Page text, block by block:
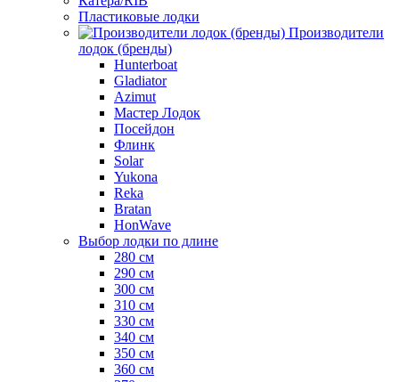
Пластиковые лодки
Производители
лодок (бренды)
Hunterboat
Gladiator
Azimut
Мастер Лодок
Посейдон
Флинк
Solar
Yukona
Reka
Bratan
HonWave
Выбор лодки по длине
280 см
290 см
300 см
310 см
330 см
340 см
350 см
360 см